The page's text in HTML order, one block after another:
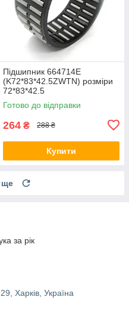
Підшипник 664714Е
(K72*83*42.5ZWTN) розміри
72*83*42.5
Готово до відправки
264 ₴ 288 ₴
Купити
ще
за рік
Харків, Україна